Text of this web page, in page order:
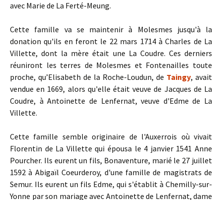
avec Marie de La Ferté-Meung.
Cette famille va se maintenir à Molesmes jusqu'à la
donation qu'ils en feront le 22 mars 1714 à Charles de La
Villette, dont la mère était une La Coudre. Ces derniers
réuniront les terres de Molesmes et Fontenailles toute
proche, qu’Elisabeth de la Roche-Loudun, de Taingy, avait
vendue en 1669, alors qu'elle était veuve de Jacques de La
Coudre, à Antoinette de Lenfernat, veuve d'Edme de La
Villette.
Cette famille semble originaire de l'Auxerrois où vivait
Florentin de La Villette qui épousa le 4 janvier 1541 Anne
Pourcher. Ils eurent un fils, Bonaventure, marié le 27 juillet
1592 à Abigaïl Coeurderoy, d'une famille de magistrats de
Semur. Ils eurent un fils Edme, qui s'établit à Chemilly-sur-
Yonne par son mariage avec Antoinette de Lenfernat, dame